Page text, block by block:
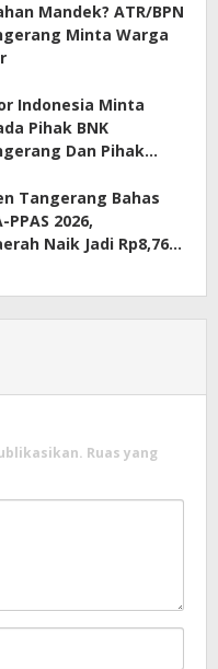
Mandek? ATR/BPN
Minta Warga
Indonesia Minta
Pihak BNK
Dan Pihak
Per Jam
Tangerang Bahas
2026,
Naik Jadi Rp8,76
Ruas yang